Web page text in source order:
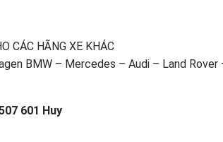
CÁC HÃNG XE KHÁC
BMW – Mercedes – Audi – Land
601 Huy